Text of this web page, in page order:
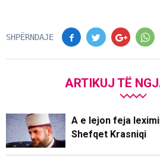
SHPËRNDAJE
ARTIKUJ TË
A e lejon feja
Shefqet Krasniqi